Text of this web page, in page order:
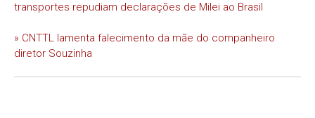
transportes repudiam declarações de Milei ao Brasil
» CNTTL lamenta falecimento da mãe do companheiro
diretor Souzinha